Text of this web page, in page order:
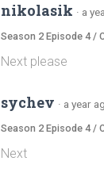
nikolasik · a
Season 2 Episode 4 /
Next please
sychev · a year
Season 2 Episode 4 /
Next